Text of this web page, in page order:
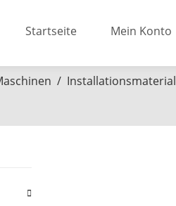
Startseite Mein Konto
Installationsmaterial